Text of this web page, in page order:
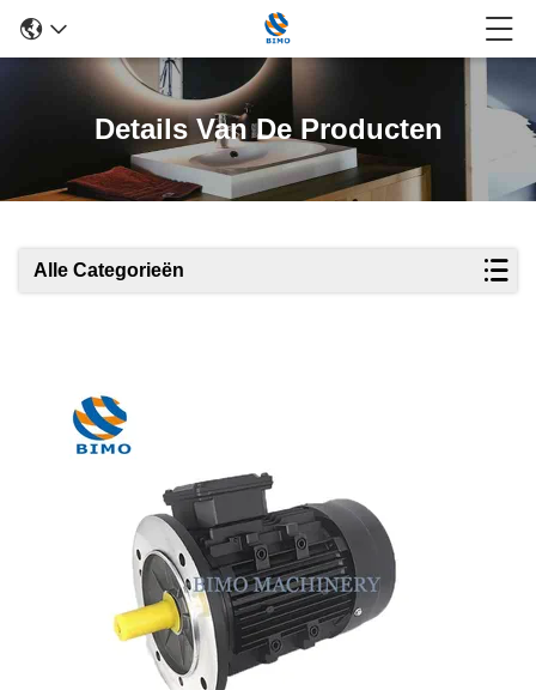
Details Van De Producten
Alle Categorieën